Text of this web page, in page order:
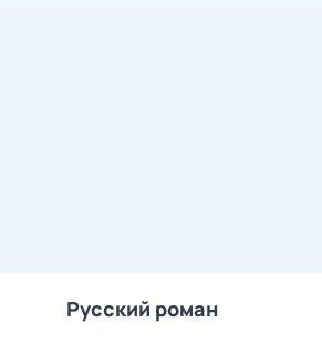
Русский роман